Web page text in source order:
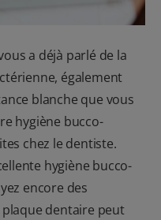
a déjà parlé de la
également
blanche que vous
hygiène bucco-
chez le dentiste.
hygiène bucco-
encore des
dentaire peut